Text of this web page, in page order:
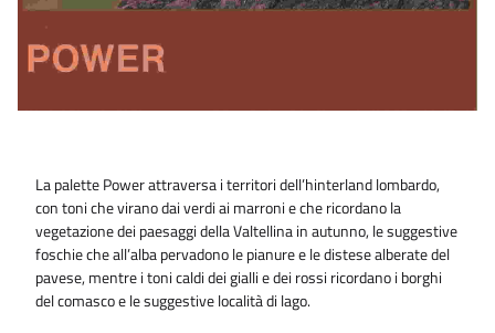
La palette Power attraversa i territori dell’hinterland lombardo,
con toni che virano dai verdi ai marroni e che ricordano la
vegetazione dei paesaggi della Valtellina in autunno, le suggestive
foschie che all’alba pervadono le pianure e le distese alberate del
pavese, mentre i toni caldi dei gialli e dei rossi ricordano i borghi
del comasco e le suggestive località di lago.